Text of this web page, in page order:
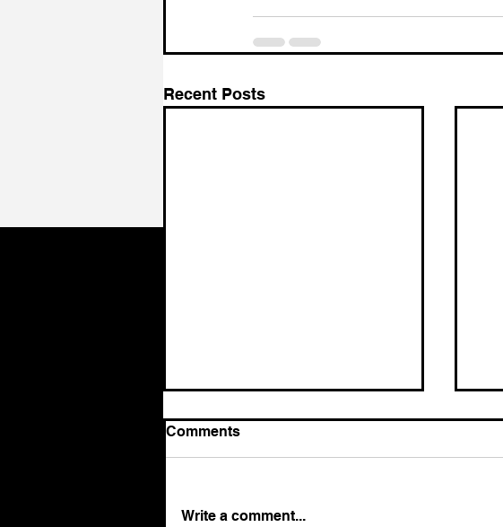
Recent Posts
Comments
Write a comment...